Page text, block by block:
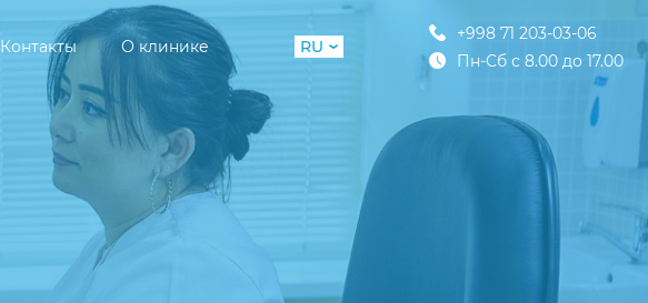
Контакты О клинике
RU
+998 71 203-03-06
Пн-Сб с 8.00 до 17.00